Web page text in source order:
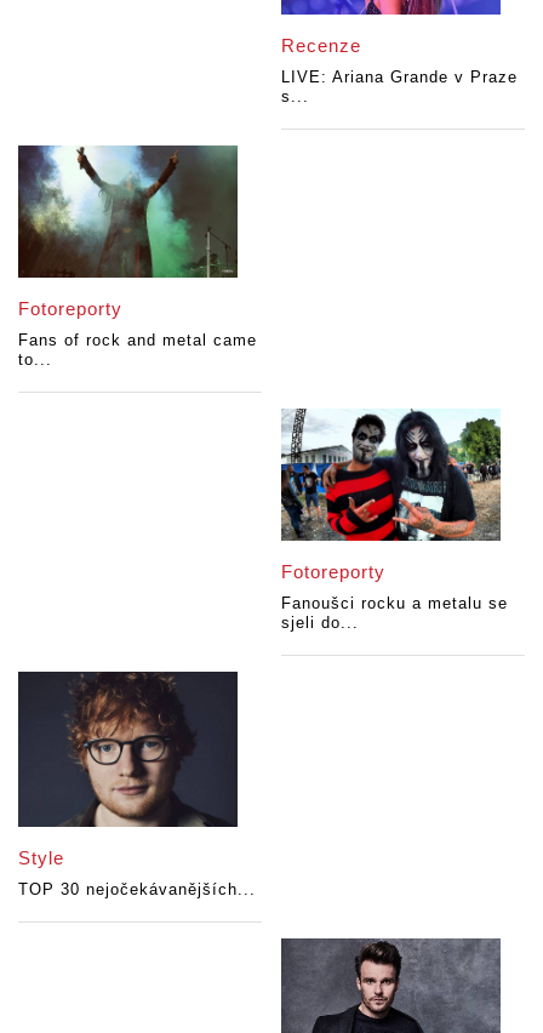
Recenze
LIVE: Ariana Grande v Praze
s...
Fotoreporty
Fans of rock and metal came
to...
Fotoreporty
Fanoušci rocku a metalu se
sjeli do...
Style
TOP 30 nejočekávanějších...